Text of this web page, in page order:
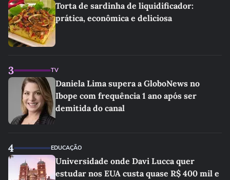
Torta de sardinha de liquidificador:
prática, econômica e deliciosa
3 TV
Daniela Lima supera a GloboNews no
Ibope com frequência 1 ano após ser
demitida do canal
4 EDUCAÇÃO
Universidade onde Davi Lucca quer
estudar nos EUA custa quase R$ 400 mil e